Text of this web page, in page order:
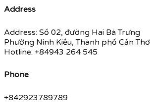
Address
Address: Số 02, đường Hai Bà Trưng
Phường Ninh Kiều, Thành phố Cần Thơ
Hotline: +84943 264 545
Phone
+842923789789